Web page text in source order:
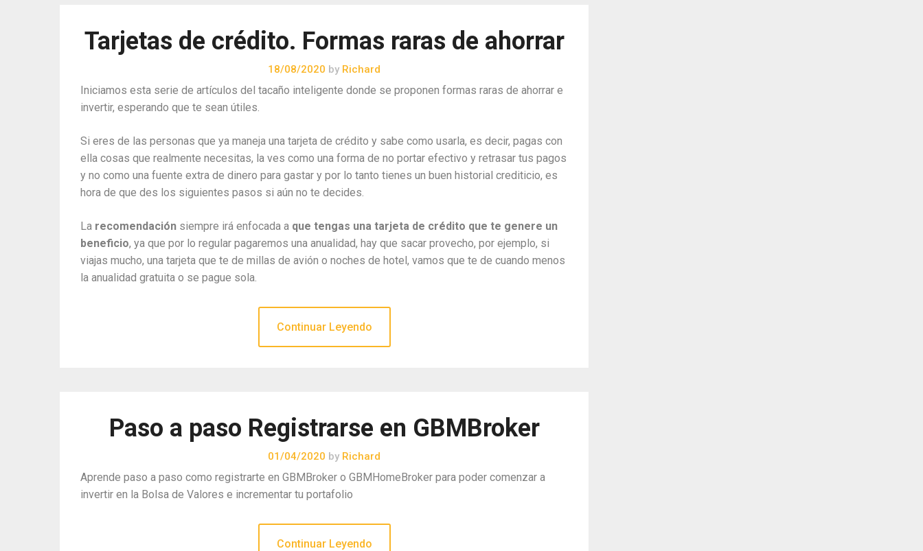
Tarjetas de crédito. Formas raras de ahorrar
18/08/2020 by Richard
Iniciamos esta serie de artículos del tacaño inteligente donde se proponen formas raras de ahorrar e
invertir, esperando que te sean útiles.
Si eres de las personas que ya maneja una tarjeta de crédito y sabe como usarla, es decir, pagas con
ella cosas que realmente necesitas, la ves como una forma de no portar efectivo y retrasar tus pagos
y no como una fuente extra de dinero para gastar y por lo tanto tienes un buen historial crediticio, es
hora de que des los siguientes pasos si aún no te decides.
La recomendación siempre irá enfocada a que tengas una tarjeta de crédito que te genere un
beneficio, ya que por lo regular pagaremos una anualidad, hay que sacar provecho, por ejemplo, si
viajas mucho, una tarjeta que te de millas de avión o noches de hotel, vamos que te de cuando menos
la anualidad gratuita o se pague sola.
Continuar Leyendo
Paso a paso Registrarse en GBMBroker
01/04/2020 by Richard
Aprende paso a paso como registrarte en GBMBroker o GBMHomeBroker para poder comenzar a
invertir en la Bolsa de Valores e incrementar tu portafolio
Continuar Leyendo